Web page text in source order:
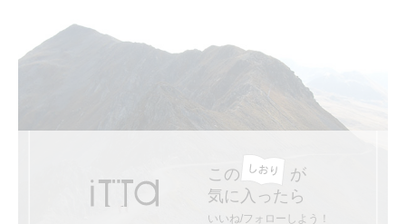
この
が
気に入ったら
いいね/フォローしよう！